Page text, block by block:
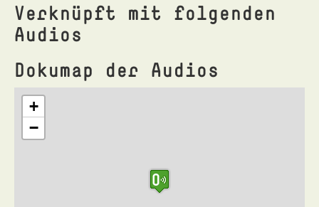
Verknüpft mit folgenden
Audios
Dokumap der Audios